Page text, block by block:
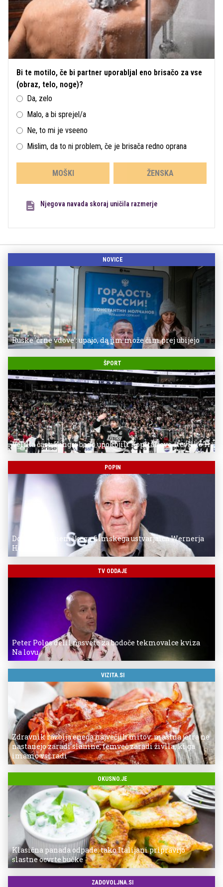
Bi te motilo, če bi partner uporabljal eno brisačo za vse
(obraz, telo, noge)?
Da, zelo
Malo, a bi sprejel/a
Ne, to mi je vseeno
Mislim, da to ni problem, če je brisača redno oprana
MOŠKI ŽENSKA
Njegova navada skoraj uničila razmerje
NOVICE
Ruske 'črne vdove': upajo, da jim može čim prej ubijejo
ŠPORT
Velika čast: Kingsi bodo upokojili Kopitarjevo številko 11
POPIN
Donostia za nemškega filmskega ustvarjalca Wernerja
Herzoga
TV ODDAJE
Peter Poles delil nasvete za bodoče tekmovalce kviza
Na lovu
VIZITA.SI
Zdravnik razbija enega največjih mitov: mastna jetra ne
nastanejo zaradi slanine, temveč zaradi živila, ki ga
imamo vsi radi
OKUSNO.JE
Klasična panada odpade: tako Italijani pripravijo
slastne ocvrte bučke
ZADOVOLJNA.SI